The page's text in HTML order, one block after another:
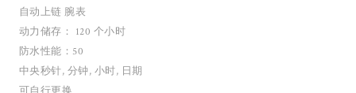
自动上链 腕表
动力储存： 120 个小时
防水性能：50
中央秒针, 分钟, 小时, 日期